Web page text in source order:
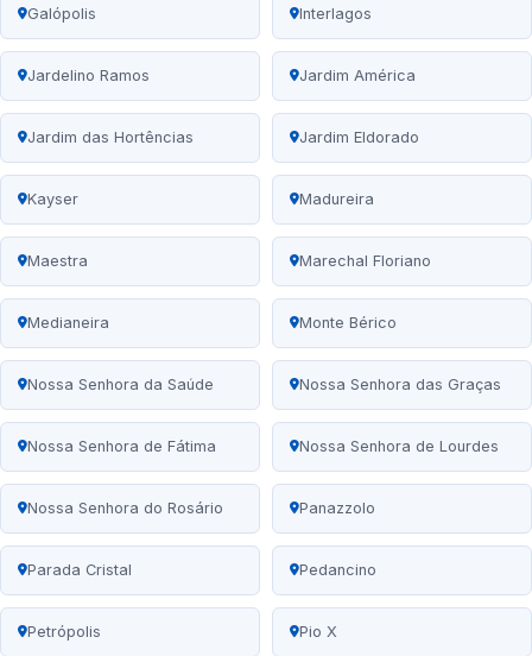
Galópolis Interlagos
Jardelino Ramos Jardim América
Jardim das Hortências Jardim Eldorado
Kayser Madureira
Maestra Marechal Floriano
Medianeira Monte Bérico
Nossa Senhora da Saúde Nossa Senhora das Graças
Nossa Senhora de Fátima Nossa Senhora de Lourdes
Nossa Senhora do Rosário Panazzolo
Parada Cristal Pedancino
Petrópolis Pio X